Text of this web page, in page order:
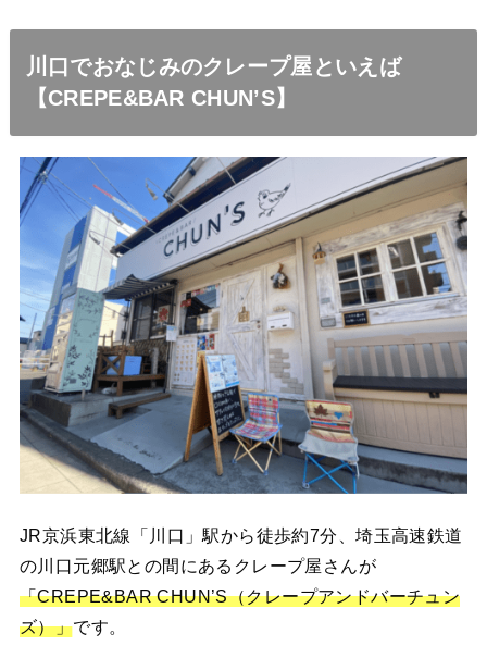
川口でおなじみのクレープ屋といえば
【CREPE&BAR CHUN’S】
JR京浜東北線「川口」駅から徒歩約7分、埼玉高速鉄道
の川口元郷駅との間にあるクレープ屋さんが
「CREPE&BAR CHUN’S（クレープアンドバーチュン
ズ）」です。